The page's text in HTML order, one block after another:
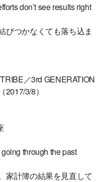
don’t see results right
びつかなくても落ち込ま
／3rd GENERATION
3/8）
through the past
家計簿の結果を見直して